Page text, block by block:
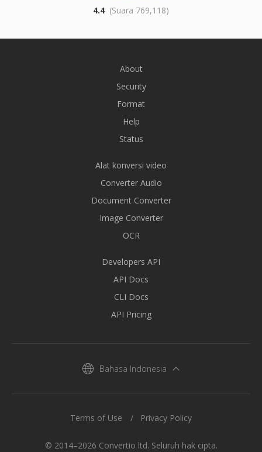
4.4 (Suara 769,118)
About
Security
Format
Help
Status
Alat konversi video
Converter Audio
Document Converter
Image Converter
OCR
Developers API
API Docs
CLI Docs
API Pricing
Bahasa Indonesia
© 2014–2026 Convertio ltd. Seluruh hak cipta.
Terms of Use Privacy Policy